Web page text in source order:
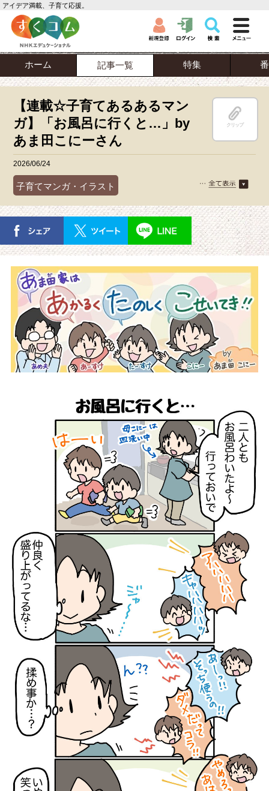
アイデア満載、子育て応援。
ホーム 記事一覧 特集
【連載☆子育てあるあるマン
ガ】「お風呂に行くと…」by
あま田こにーさん
クリップ
2026/06/24
子育てマンガ・イラスト